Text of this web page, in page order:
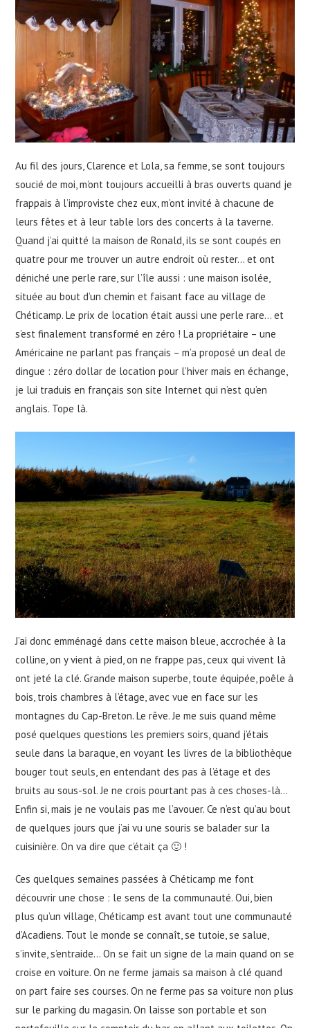
Au fil des jours, Clarence et Lola, sa femme, se sont toujours
soucié de moi, m’ont toujours accueilli à bras ouverts quand je
frappais à l’improviste chez eux, m’ont invité à chacune de
leurs fêtes et à leur table lors des concerts à la taverne.
Quand j’ai quitté la maison de Ronald, ils se sont coupés en
quatre pour me trouver un autre endroit où rester… et ont
déniché une perle rare, sur l’île aussi : une maison isolée,
située au bout d’un chemin et faisant face au village de
Chéticamp. Le prix de location était aussi une perle rare… et
s’est finalement transformé en zéro ! La propriétaire – une
Américaine ne parlant pas français – m’a proposé un deal de
dingue : zéro dollar de location pour l’hiver mais en échange,
je lui traduis en français son site Internet qui n’est qu’en
anglais. Tope là.
J’ai donc emménagé dans cette maison bleue, accrochée à la
colline, on y vient à pied, on ne frappe pas, ceux qui vivent là
ont jeté la clé. Grande maison superbe, toute équipée, poêle à
bois, trois chambres à l’étage, avec vue en face sur les
montagnes du Cap-Breton. Le rêve. Je me suis quand même
posé quelques questions les premiers soirs, quand j’étais
seule dans la baraque, en voyant les livres de la bibliothèque
bouger tout seuls, en entendant des pas à l’étage et des
bruits au sous-sol. Je ne crois pourtant pas à ces choses-là…
Enfin si, mais je ne voulais pas me l’avouer. Ce n’est qu’au bout
de quelques jours que j’ai vu une souris se balader sur la
cuisinière. On va dire que c’était ça 🙂 !
Ces quelques semaines passées à Chéticamp me font
découvrir une chose : le sens de la communauté. Oui, bien
plus qu’un village, Chéticamp est avant tout une communauté
d’Acadiens. Tout le monde se connaît, se tutoie, se salue,
s’invite, s’entraide… On se fait un signe de la main quand on se
croise en voiture. On ne ferme jamais sa maison à clé quand
on part faire ses courses. On ne ferme pas sa voiture non plus
sur le parking du magasin. On laisse son portable et son